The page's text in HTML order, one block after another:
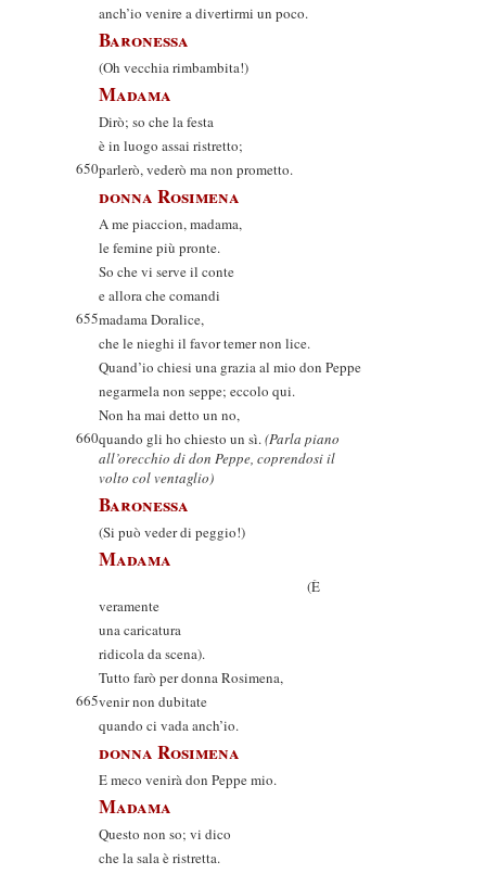
anch’io venire a divertirmi un poco.
Baronessa
(Oh vecchia rimbambita!)
Madama
Dirò; so che la festa
è in luogo assai ristretto;
650parlerò, vederò ma non prometto.
donna Rosimena
A me piaccion, madama,
le femine più pronte.
So che vi serve il conte
e allora che comandi
655madama Doralice,
che le nieghi il favor temer non lice.
Quand’io chiesi una grazia al mio don Peppe
negarmela non seppe; eccolo qui.
Non ha mai detto un no,
660quando gli ho chiesto un sì.(Parla piano
all’orecchio di don Peppe, coprendosi il
volto col ventaglio)
Baronessa
(Si può veder di peggio!)
Madama
(È
veramente
una caricatura
ridicola da scena).
Tutto farò per donna Rosimena,
665venir non dubitate
quando ci vada anch’io.
donna Rosimena
E meco venirà don Peppe mio.
Madama
Questo non so; vi dico
che la sala è ristretta.